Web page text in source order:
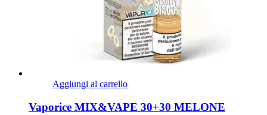
Aggiungi al carrello
Vaporice MIX&VAPE 30+30 MELONE